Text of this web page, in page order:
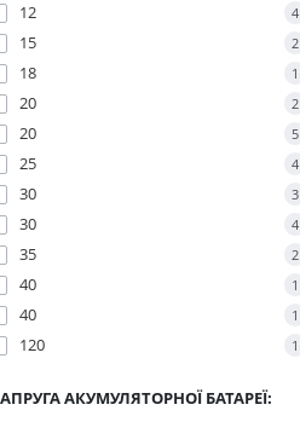
12 4
15 2
18 1
20 2
20 5
25 4
30 3
30 4
35 2
40 1
40 1
120 1
АКУМУЛЯТОРНОЇ БАТАРЕЇ: